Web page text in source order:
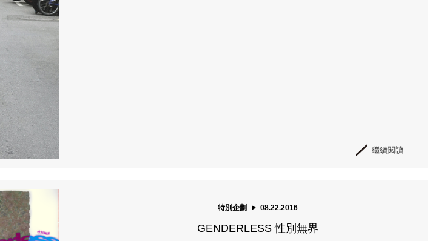
繼續閱讀
特別企劃 08.22.2016
GENDERLESS 性別無界